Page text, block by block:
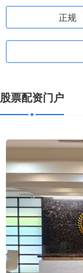
正规
股票配资门户